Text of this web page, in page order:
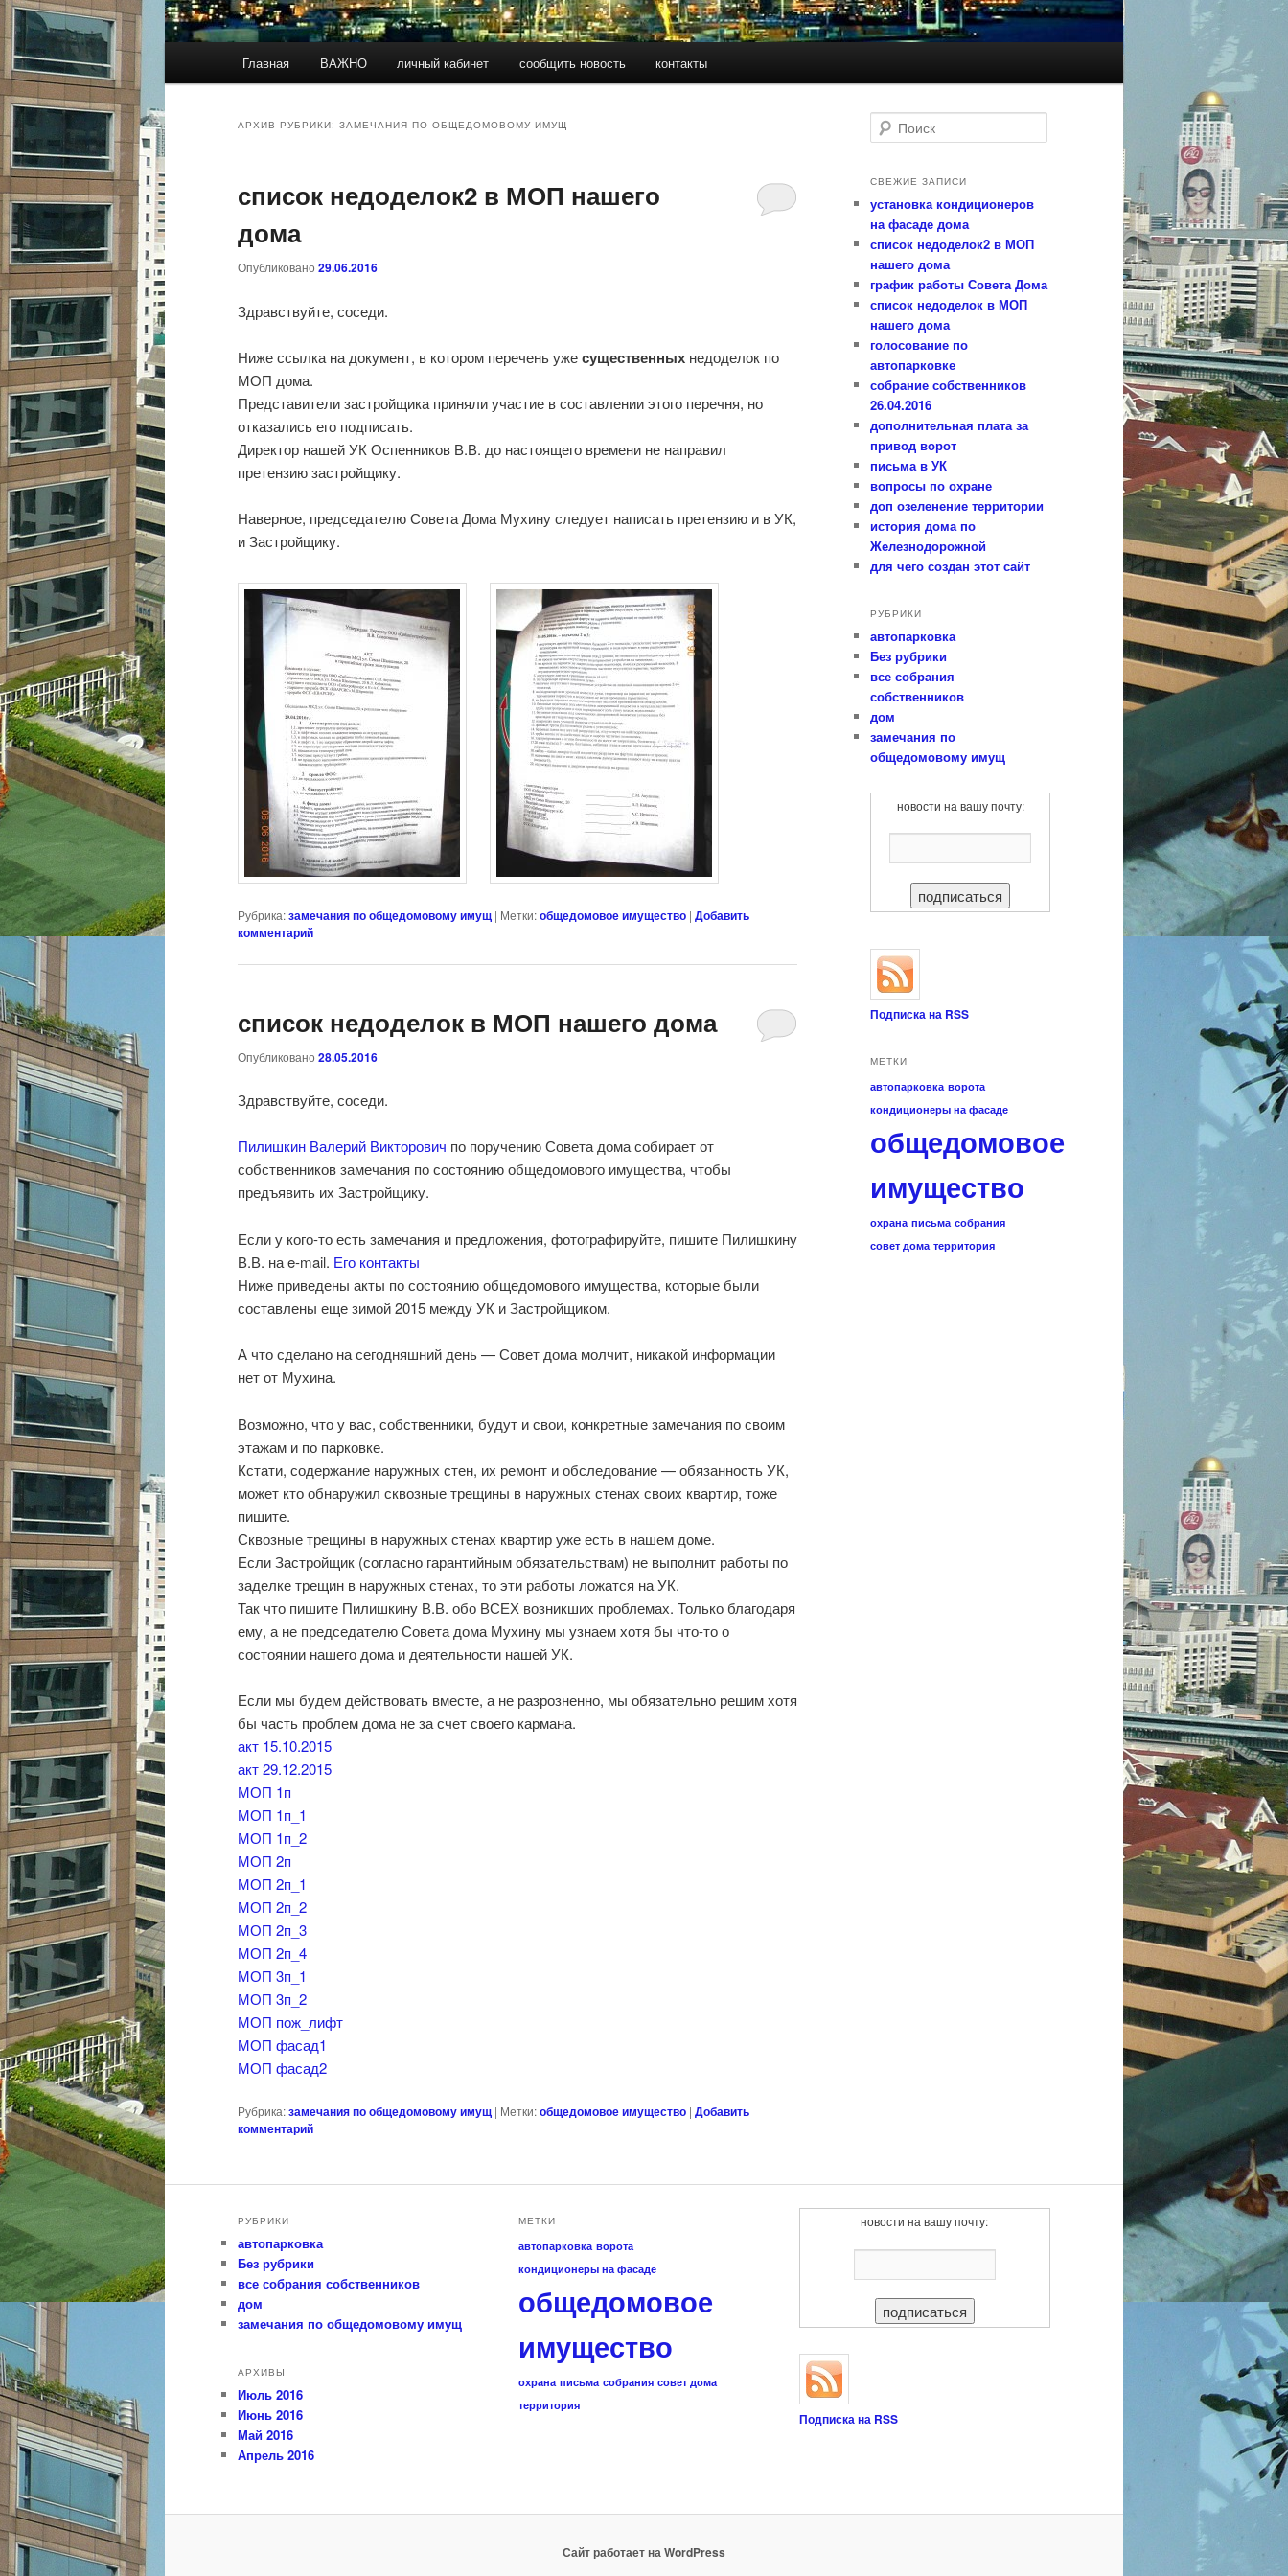
Главная ВАЖНО личный кабинет сообщить новость контакты
АРХИВ РУБРИКИ: ЗАМЕЧАНИЯ ПО ОБЩЕДОМОВОМУ ИМУЩ
список недоделок2 в МОП нашего
дома
Опубликовано 29.06.2016
Здравствуйте, соседи.
Ниже ссылка на документ, в котором перечень ужесущественных недоделок по
МОП дома.
Представители застройщика приняли участие в составлении этого перечня, но
отказались его подписать.
Директор нашей УК Оспенников В.В. до настоящего времени не направил
претензию застройщику.
Наверное, председателю Совета Дома Мухину следует написать претензию и в УК,
и Застройщику.
Рубрика:замечания по общедомовому имущ | Метки:общедомовое имущество | Добавить
комментарий
список недоделок в МОП нашего дома
Опубликовано 28.05.2016
Здравствуйте, соседи.
Пилишкин Валерий Викторович по поручению Совета дома собирает от
собственников замечания по состоянию общедомового имущества, чтобы
предъявить их Застройщику.
Если у кого-то есть замечания и предложения, фотографируйте, пишите Пилишкину
В.В. на e-mail. Его контакты
Ниже приведены акты по состоянию общедомового имущества, которые были
составлены еще зимой 2015 между УК и Застройщиком.
А что сделано на сегодняшний день — Совет дома молчит, никакой информации
нет от Мухина.
Возможно, что у вас, собственники, будут и свои, конкретные замечания по своим
этажам и по парковке.
Кстати, содержание наружных стен, их ремонт и обследование — обязанность УК,
может кто обнаружил сквозные трещины в наружных стенах своих квартир, тоже
пишите.
Сквозные трещины в наружных стенах квартир уже есть в нашем доме.
Если Застройщик (согласно гарантийным обязательствам) не выполнит работы по
заделке трещин в наружных стенах, то эти работы ложатся на УК.
Так что пишите Пилишкину В.В. обо ВСЕХ возникших проблемах. Только благодаря
ему, а не председателю Совета дома Мухину мы узнаем хотя бы что-то о
состоянии нашего дома и деятельности нашей УК.
Если мы будем действовать вместе, а не разрозненно, мы обязательно решим хотя
бы часть проблем дома не за счет своего кармана.
акт 15.10.2015
акт 29.12.2015
МОП 1п
МОП 1п_1
МОП 1п_2
МОП 2п
МОП 2п_1
МОП 2п_2
МОП 2п_3
МОП 2п_4
МОП 3п_1
МОП 3п_2
МОП пож_лифт
МОП фасад1
МОП фасад2
Рубрика:замечания по общедомовому имущ | Метки:общедомовое имущество | Добавить
комментарий
о
с
СВЕЖИЕ ЗАПИСИ
установка кондиционеров
на фасаде дома
список недоделок2 в МОП
нашего дома
график работы Совета Дома
список недоделок в МОП
нашего дома
голосование по
автопарковке
собрание собственников
26.04.2016
дополнительная плата за
привод ворот
письма в УК
вопросы по охране
доп озеленение территории
история дома по
Железнодорожной
для чего создан этот сайт
РУБРИКИ
автопарковка
Без рубрики
все собрания
собственников
дом
замечания по
общедомовому имущ
новости на вашу почту:
Подписка на RSS
МЕТКИ
автопарковка ворота
кондиционеры на фасаде
общедомовое
имущество
охрана письма собрания
совет дома территория
РУБРИКИ
автопарковка
Без рубрики
все собрания собственников
дом
замечания по общедомовому имущ
АРХИВЫ
Июль 2016
Июнь 2016
Май 2016
Апрель 2016
МЕТКИ
автопарковка ворота
кондиционеры на фасаде
общедомовое
имущество
охрана письма собрания совет дома
территория
новости на вашу почту:
Подписка на RSS
Сайт работает на WordPress